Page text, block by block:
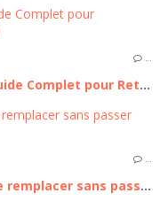
…
Remplacer la batterie iPhone 11 : Guide Complet pour Retrouver l'autonomie de votre appareil
Écran iPhone 16 cassé ? Comment le remplacer sans passer par un professionnel